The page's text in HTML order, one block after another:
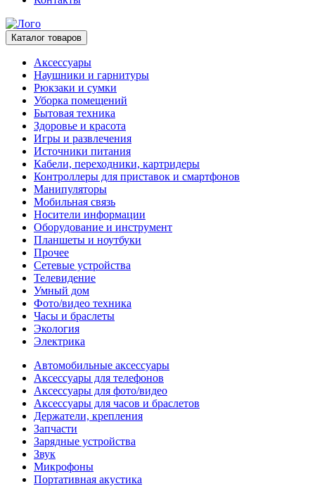
Каталог товаров
Аксессуары
Наушники и гарнитуры
Рюкзаки и сумки
Уборка помещений
Бытовая техника
Здоровье и красота
Игры и развлечения
Источники питания
Кабели, переходники, картридеры
Контроллеры для приставок и смартфонов
Манипуляторы
Мобильная связь
Носители информации
Оборудование и инструмент
Планшеты и ноутбуки
Прочее
Сетевые устройства
Телевидение
Умный дом
Фото/видео техника
Часы и браслеты
Экология
Электрика
Автомобильные аксессуары
Аксессуары для телефонов
Аксессуары для фото/видео
Аксессуары для часов и браслетов
Держатели, крепления
Запчасти
Зарядные устройства
Звук
Микрофоны
Портативная акустика